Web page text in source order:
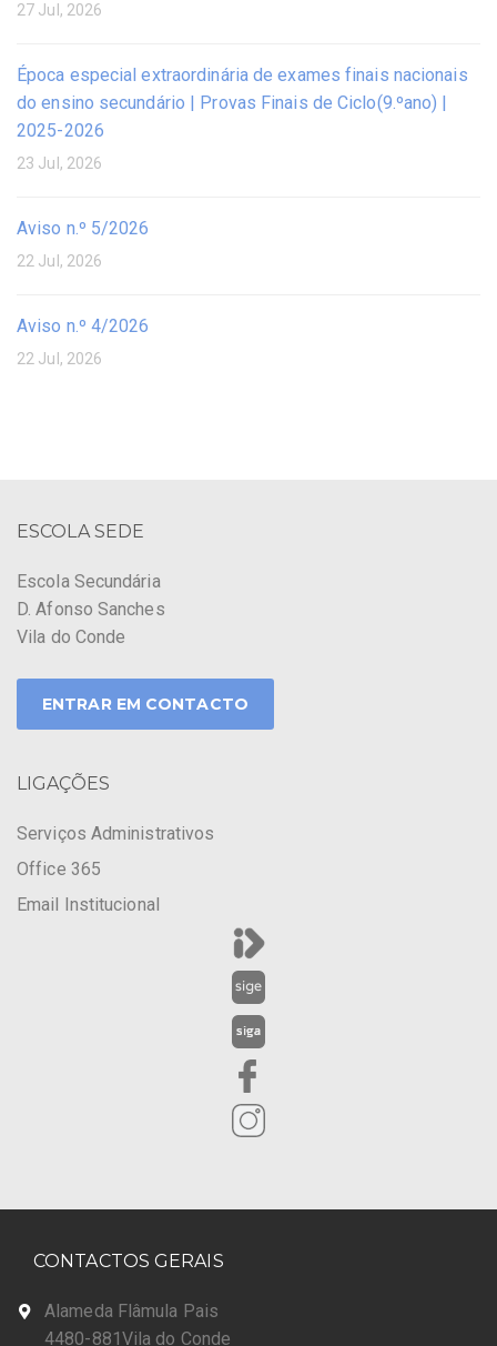
27 Jul, 2026
Época especial extraordinária de exames finais nacionais
do ensino secundário | Provas Finais de Ciclo(9.ºano) |
2025-2026
23 Jul, 2026
Aviso n.º 5/2026
22 Jul, 2026
Aviso n.º 4/2026
22 Jul, 2026
ESCOLA SEDE
Escola Secundária
D. Afonso Sanches
Vila do Conde
ENTRAR EM CONTACTO
LIGAÇÕES
Serviços Administrativos
Office 365
Email Institucional
CONTACTOS GERAIS
Alameda Flâmula Pais
4480-881Vila do Conde